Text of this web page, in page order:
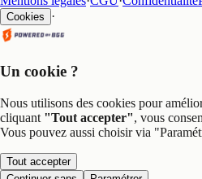
Cookies ·
Un cookie ?
Nous utilisons des cookies pour
cliquant "Tout accepter", vous
Vous pouvez aussi choisir via
Tout accepter